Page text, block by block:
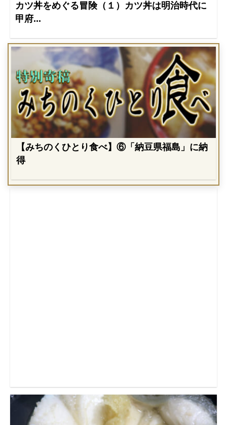
カツ丼をめぐる冒険（１）カツ丼は明治時代に
甲府...
【みちのくひとり食べ】⑥「納豆県福島」に納
得